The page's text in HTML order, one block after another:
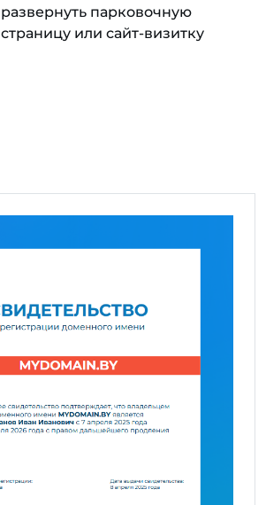
развернуть парковочную
страницу или сайт-визитку